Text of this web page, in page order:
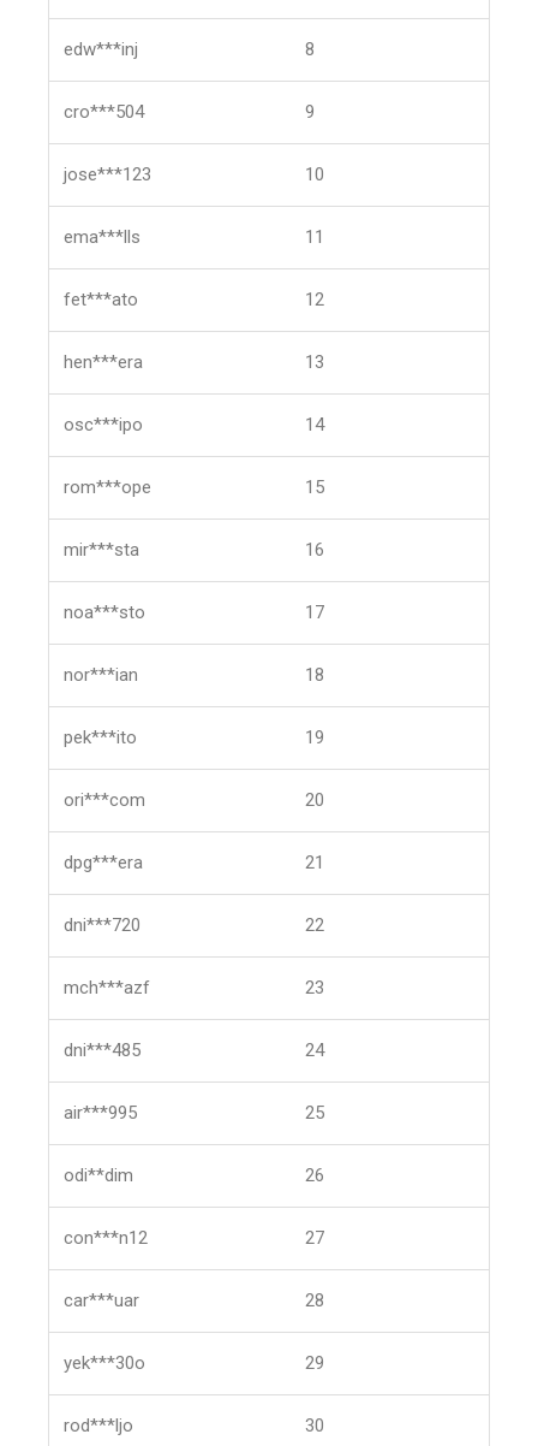
edw***inj 8
cro***504 9
jose***123 10
ema***lls 11
fet***ato 12
hen***era 13
osc***ipo 14
rom***ope 15
mir***sta 16
noa***sto 17
nor***ian 18
pek***ito 19
ori***com 20
dpg***era 21
dni***720 22
mch***azf 23
dni***485 24
air***995 25
odi**dim 26
con***n12 27
car***uar 28
yek***30o 29
rod***ljo 30